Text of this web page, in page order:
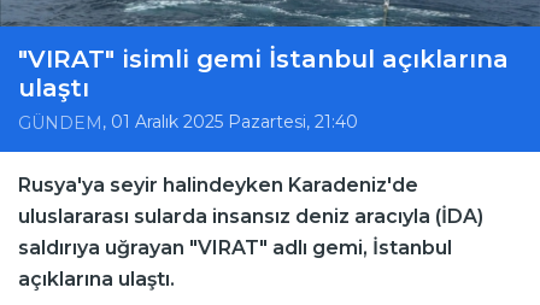
"VIRAT" isimli gemi İstanbul açıklarına
ulaştı
GÜNDEM, 01 Aralık 2025 Pazartesi, 21:40
Rusya'ya seyir halindeyken Karadeniz'de
uluslararası sularda insansız deniz aracıyla (İDA)
saldırıya uğrayan "VIRAT" adlı gemi, İstanbul
açıklarına ulaştı.